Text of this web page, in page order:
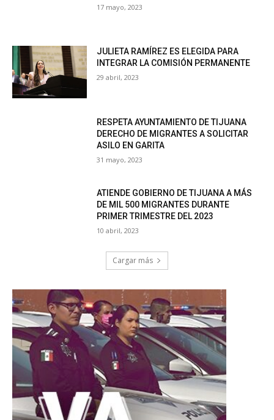
17 mayo, 2023
JULIETA RAMÍREZ ES ELEGIDA PARA
INTEGRAR LA COMISIÓN PERMANENTE
29 abril, 2023
RESPETA AYUNTAMIENTO DE TIJUANA
DERECHO DE MIGRANTES A SOLICITAR
ASILO EN GARITA
31 mayo, 2023
ATIENDE GOBIERNO DE TIJUANA A MÁS
DE MIL 500 MIGRANTES DURANTE
PRIMER TRIMESTRE DEL 2023
10 abril, 2023
Cargar más